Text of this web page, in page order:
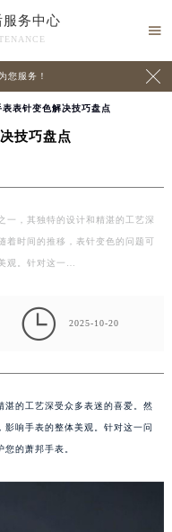
服务中心

您服务！ 
表针变色解决技巧盘点
技巧盘点
一，其独特的设计和精湛的工艺深
着时间的推移，表针变色的问题可
观。针对这一…
 2025-10-20
湛的工艺深受众多表迷的喜爱。然
响手表的整体美观。针对这一问
的萧邦手表。